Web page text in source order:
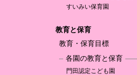
すいみい保育園
教育と保育
教育・保育目標
各園の教育と保育
門田認定こども園